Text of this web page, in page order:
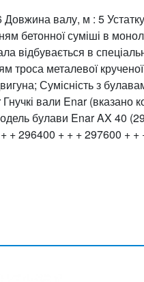
Довжина валу, м : 5
бетонної суміші в
відбувається в
троса металевої
Сумісність з
Гнучкі вали Enar
булави Enar AX 40
+ 296400 + + + 297600 +